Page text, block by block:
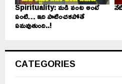
Spirituality: మడి వంట అంటే
ఏంటి… ఇది పాటించకపోతే
ఏమవుతుంది..!
CATEGORIES